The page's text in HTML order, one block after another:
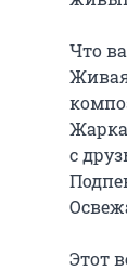
Что
с
Этот